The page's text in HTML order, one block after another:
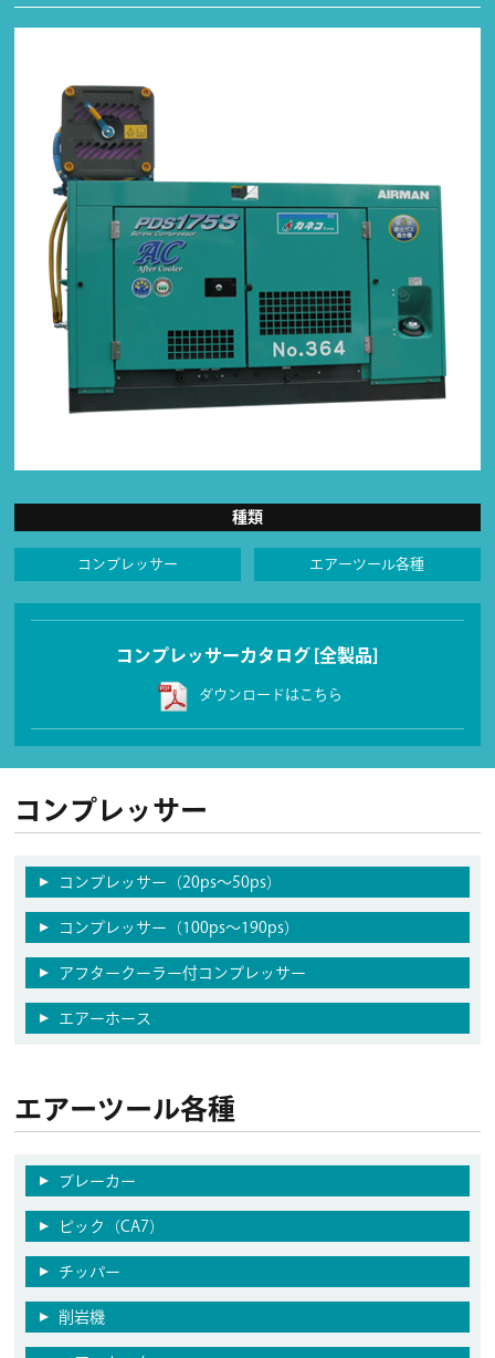
種類
コンプレッサー エアーツール各種
コンプレッサーカタログ [全製品]
ダウンロードはこちら
コンプレッサー
コンプレッサー（20ps〜50ps）
コンプレッサー（100ps〜190ps）
アフタークーラー付コンプレッサー
エアーホース
エアーツール各種
ブレーカー
ピック（CA7）
チッパー
削岩機